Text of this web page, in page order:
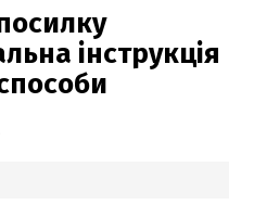
інструкція